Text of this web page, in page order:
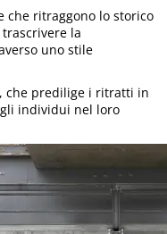
che ritraggono lo storico
la
uno stile
che predilige i ritratti in
individui nel loro